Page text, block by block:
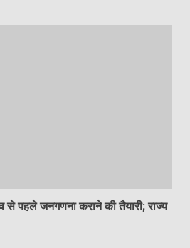
से पहले जनगणना कराने की तैयारी; राज्य